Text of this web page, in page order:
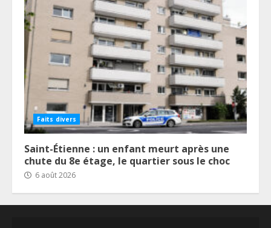
Faits divers
Saint-Étienne : un enfant meurt après une
chute du 8e étage, le quartier sous le choc
6 août 2026